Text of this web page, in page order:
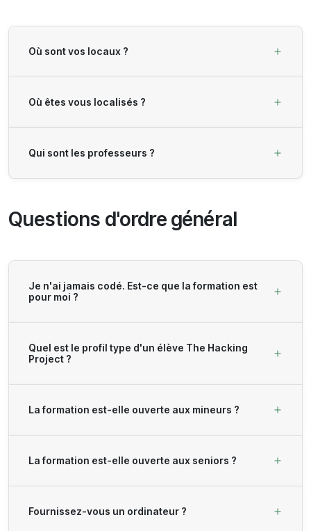
Où sont vos locaux ?
Où êtes vous localisés ?
Qui sont les professeurs ?
Questions d'ordre général
Je n'ai jamais codé. Est-ce que la formation est
pour moi ?
Quel est le profil type d'un élève The Hacking
Project ?
La formation est-elle ouverte aux mineurs ?
La formation est-elle ouverte aux seniors ?
Fournissez-vous un ordinateur ?